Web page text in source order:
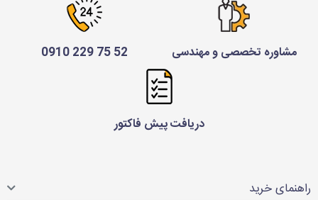
مشاوره تخصصی و مهندسی 52 75 229 0910
دریافت پیش فاکتور
راهنمای خرید